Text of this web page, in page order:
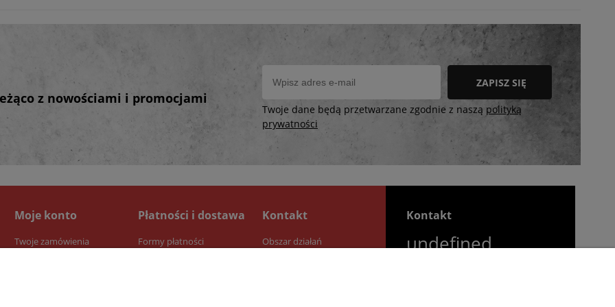
z nowościami i promocjami
ZAPISZ SIĘ
Twoje dane będą przetwarzane zgodnie z naszą polityką
prywatności
Moje konto
Twoje zamówienia
Płatności i dostawa
Formy płatności
Kontakt
Obszar działań
Kontakt
undefined